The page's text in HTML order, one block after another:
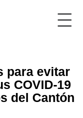
para evitar
COVID-19
del Cantón